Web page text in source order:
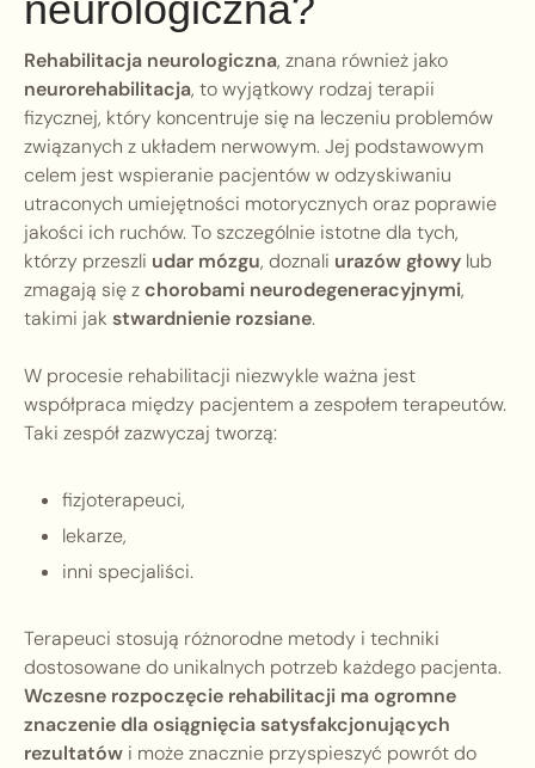
Rehabilitacja neurologiczna, znana również jako
neurorehabilitacja, to wyjątkowy rodzaj terapii
fizycznej, który koncentruje się na leczeniu problemów
związanych z układem nerwowym. Jej podstawowym
celem jest wspieranie pacjentów w odzyskiwaniu
utraconych umiejętności motorycznych oraz poprawie
jakości ich ruchów. To szczególnie istotne dla tych,
którzy przeszli udar mózgu, doznali urazów głowy lub
zmagają się zchorobami neurodegeneracyjnymi,
takimi jak stwardnienie rozsiane.
W procesie rehabilitacji niezwykle ważna jest
współpraca między pacjentem a zespołem terapeutów.
Taki zespół zazwyczaj tworzą:
fizjoterapeuci,
lekarze,
inni specjaliści.
Terapeuci stosują różnorodne metody i techniki
dostosowane do unikalnych potrzeb każdego pacjenta.
Wczesne rozpoczęcie rehabilitacji ma ogromne
znaczenie dla osiągnięcia satysfakcjonujących
rezultatów i może znacznie przyspieszyć powrót do